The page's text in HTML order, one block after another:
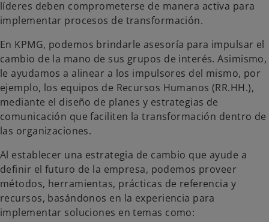
líderes deben comprometerse de manera activa para
implementar procesos de transformación.
En KPMG, podemos brindarle asesoría para impulsar el
cambio de la mano de sus grupos de interés. Asimismo,
le ayudamos a alinear a los impulsores del mismo, por
ejemplo, los equipos de Recursos Humanos (RR.HH.),
mediante el diseño de planes y estrategias de
comunicación que faciliten la transformación dentro de
las organizaciones.
Al establecer una estrategia de cambio que ayude a
definir el futuro de la empresa, podemos proveer
métodos, herramientas, prácticas de referencia y
recursos, basándonos en la experiencia para
implementar soluciones en temas como: